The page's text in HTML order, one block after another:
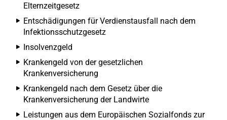
Elternzeitgesetz
Entschädigungen für Verdienstausfall nach dem
Infektionsschutzgesetz
Insolvenzgeld
Krankengeld von der gesetzlichen
Krankenversicherung
Krankengeld nach dem Gesetz über die
Krankenversicherung der Landwirte
Leistungen aus dem Europäischen Sozialfonds zur